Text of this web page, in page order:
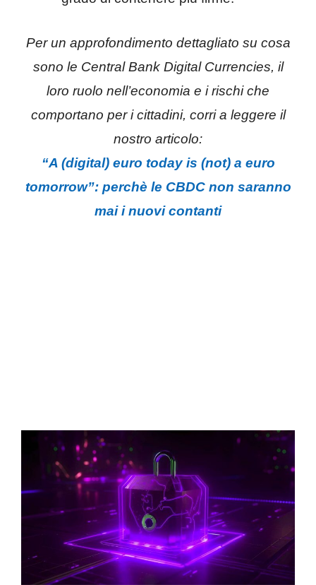
Per un approfondimento dettagliato su cosa
sono le Central Bank Digital Currencies, il
loro ruolo nell’economia e i rischi che
comportano per i cittadini, corri a leggere il
nostro articolo:
“A (digital) euro today is (not) a euro
tomorrow”: perchè le CBDC non saranno
mai i nuovi contanti